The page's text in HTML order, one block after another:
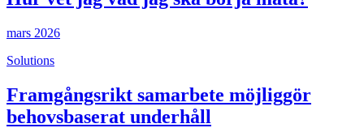
mars 2026
Solutions
Framgångsrikt samarbete möjliggör
behovsbaserat underhåll